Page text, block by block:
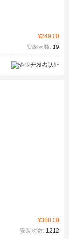
¥249.00
安装次数: 19
¥388.00
安装次数: 1212